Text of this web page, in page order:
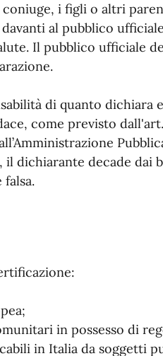
i figli o altri
davanti al pubblico
Il pubblico ufficiale
di quanto dichiara
come previsto
dichiarante decade dai
falsa.
in possesso di
in Italia da soggetti